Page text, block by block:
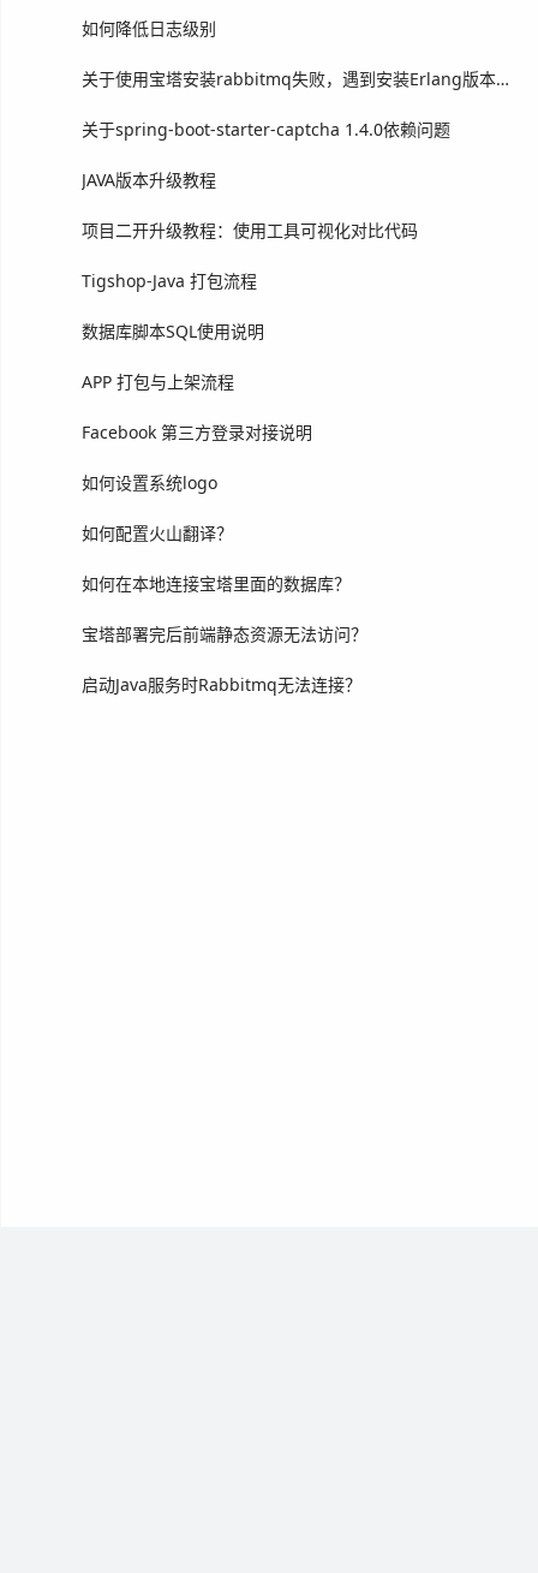
如何降低日志级别
关于使用宝塔安装rabbitmq失败，遇到安装Erlang版本问题
关于spring-boot-starter-captcha 1.4.0依赖问题
JAVA版本升级教程
项目二开升级教程：使用工具可视化对比代码
Tigshop-Java 打包流程
数据库脚本SQL使用说明
APP 打包与上架流程
Facebook 第三方登录对接说明
如何设置系统logo
如何配置火山翻译？
如何在本地连接宝塔里面的数据库？
宝塔部署完后前端静态资源无法访问？
启动Java服务时Rabbitmq无法连接？